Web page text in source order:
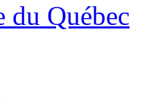
Québec